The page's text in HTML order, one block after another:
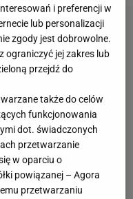
i preferencji w
lub personalizacji
zgody jest dobrowolne.
ograniczyć jej zakres lub
przejdź do
także do celów
funkcjonowania
dot. świadczonych
przetwarzanie
w oparciu o
powiązanej – Agora
przetwarzaniu